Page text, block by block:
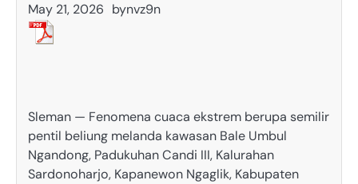
May 21, 2026 bynvz9n
Sleman — Fenomena cuaca ekstrem berupa semilir
pentil beliung melanda kawasan Bale Umbul
Ngandong, Padukuhan Candi III, Kalurahan
Sardonoharjo, Kapanewon Ngaglik, Kabupaten